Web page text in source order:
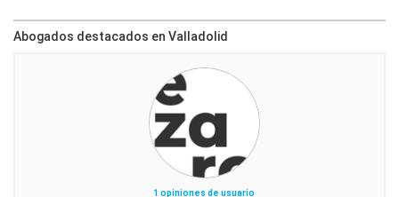
Abogados destacados en Valladolid
1 opiniones de usuario